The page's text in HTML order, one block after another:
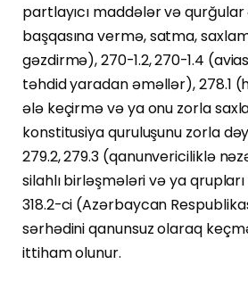
partlayıcı maddələr və
başqasına vermə, satma,
gəzdirmə), 270-1.2, 270-1.4
təhdid yaradan əməllər), 278.1
ələ keçirmə və ya onu zorla
konstitusiya quruluşunu zorla
279.2, 279.3 (qanunvericiliklə
silahlı birləşmələri və ya
318.2-ci (Azərbaycan
sərhədini qanunsuz olaraq
ittiham olunur.